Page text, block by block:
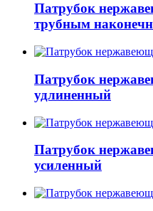
Патрубок
трубным
Патрубок
удлиненный
Патрубок
усиленный